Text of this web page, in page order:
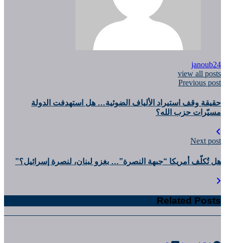
janoub24
view all posts
Previous post
حقيقة وقف استيراد الألياف الضوئية… هل استهدفت الدولة
مسيّرات حزب الله؟
Next post
هل تُكلّف أمريكا “جبهة النصرة”… بغزو لبنان، لنصرة إسرائيل؟”
Related Posts